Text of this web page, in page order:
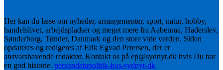
Her kan du læse om nyheder, arrangementer, sport, natur, hobby,
handelslivet, arbejdspladser og meget mere fra Aabenraa, Haderslev,
Sønderborg, Tønder, Danmark og den store vide verden. Siden
opdateres og redigeres af Erik Egvad Petersen, der er
ansvarshavende redaktør. Kontakt os på ep@sydnyt.dk hvis Du har
en god historie. persondatapolitik-hos-sydnyt-dk